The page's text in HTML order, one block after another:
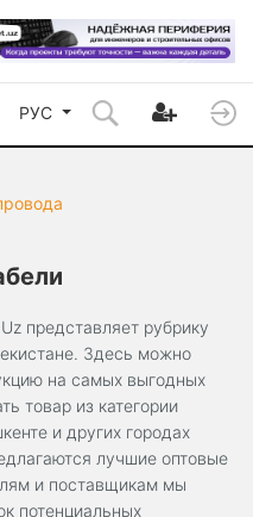
РУС
представляет рубрику
Здесь можно
на самых выгодных
товар из категории
и других городах
лучшие оптовые
и поставщикам мы
потенциальных